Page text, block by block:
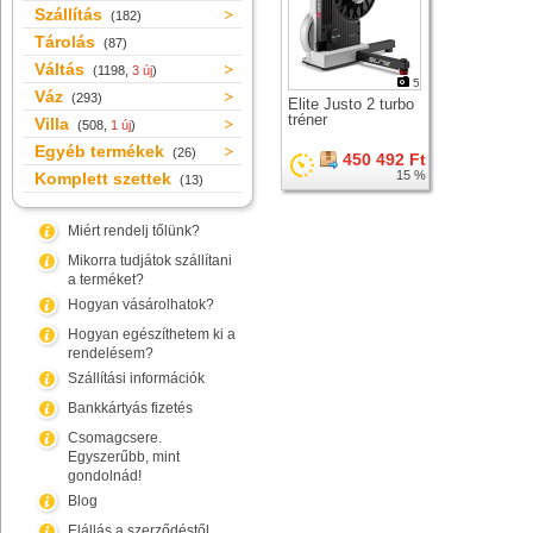
Szállítás (182)
Tárolás (87)
Váltás (1198, 3 új)
Váz (293)
Villa (508, 1 új)
Egyéb termékek (26)
Komplett szettek (13)
Miért rendelj tőlünk?
Mikorra tudjátok szállítani
a terméket?
Hogyan vásárolhatok?
Hogyan egészíthetem ki a
rendelésem?
Szállítási információk
Bankkártyás fizetés
Csomagcsere.
Egyszerűbb, mint
gondolnád!
Blog
5
Elite Justo 2 turbo
tréner
450 492 Ft
15 %